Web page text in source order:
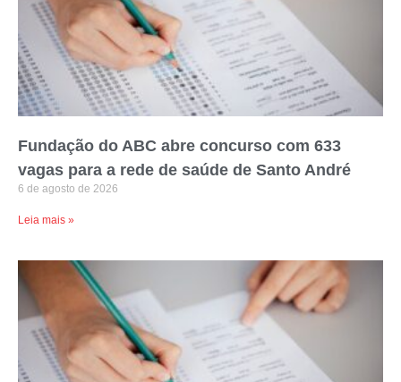
Fundação do ABC abre concurso com 633
vagas para a rede de saúde de Santo André
6 de agosto de 2026
Leia mais »